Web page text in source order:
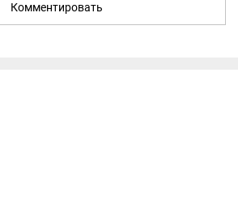
Комментировать